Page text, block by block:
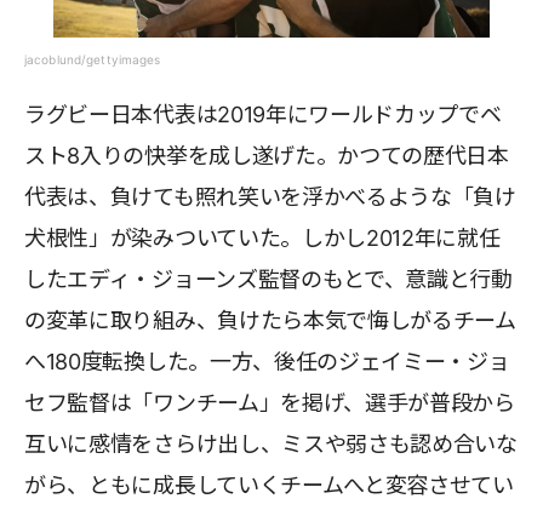
jacoblund/gettyimages
ラグビー日本代表は2019年にワールドカップでベ
スト8入りの快挙を成し遂げた。かつての歴代日本
代表は、負けても照れ笑いを浮かべるような「負け
犬根性」が染みついていた。しかし2012年に就任
したエディ・ジョーンズ監督のもとで、意識と行動
の変革に取り組み、負けたら本気で悔しがるチーム
へ180度転換した。一方、後任のジェイミー・ジョ
セフ監督は「ワンチーム」を掲げ、選手が普段から
互いに感情をさらけ出し、ミスや弱さも認め合いな
がら、ともに成長していくチームへと変容させてい